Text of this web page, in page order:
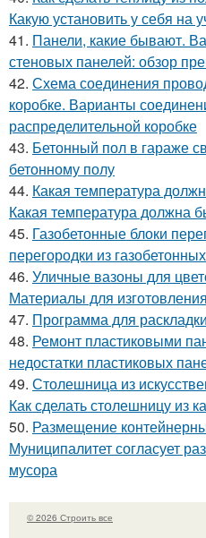
Какую установить у себя на
41. Панели, какие бывают.
стеновых панелей: обзор
42. Схема соединения
коробке. Варианты
распределительной коробке
43. Бетонный пол в гараже
бетонному полу
44. Какая температура
Какая температура должна
45. Газобетонные блоки
перегородки из
46. Уличные вазоны для
Материалы для
47. Программа для
48. Ремонт пластиковыми
недостатки пластиковых
49. Столешница из
Как сделать столешницу из
50. Размещение
Муниципалитет согласует
мусора
© 2026 Строить все